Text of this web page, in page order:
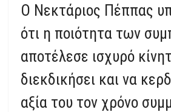
Ο Νεκτάριος Πέππας
ότι η ποιότητα των
αποτέλεσε ισχυρό
διεκδικήσει και να
αξία του τον χρόνο